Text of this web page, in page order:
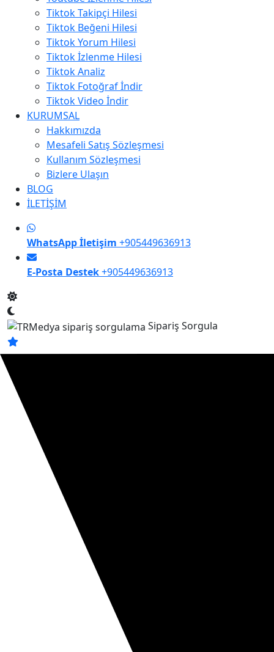
Tiktok Takipçi Hilesi
Tiktok Beğeni Hilesi
Tiktok Yorum Hilesi
Tiktok İzlenme Hilesi
Tiktok Analiz
Tiktok Fotoğraf İndir
Tiktok Video İndir
KURUMSAL
Hakkımızda
Mesafeli Satış Sözleşmesi
Kullanım Sözleşmesi
Bizlere Ulaşın
BLOG
İLETİŞİM
WhatsApp İletişim +905449636913
E-Posta Destek+905449636913
Sipariş Sorgula